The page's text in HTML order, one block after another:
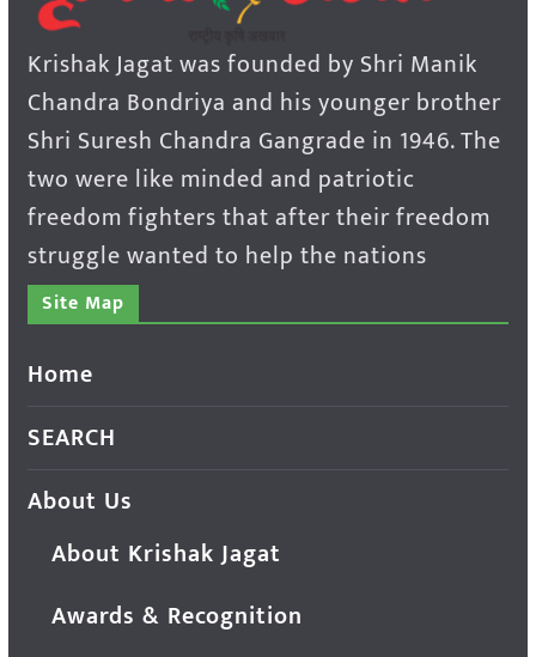
Krishak Jagat was founded by Shri Manik
Chandra Bondriya and his younger brother
Shri Suresh Chandra Gangrade in 1946. The
two were like minded and patriotic
freedom fighters that after their freedom
struggle wanted to help the nations
Site Map
Home
SEARCH
About Us
About Krishak Jagat
Awards & Recognition